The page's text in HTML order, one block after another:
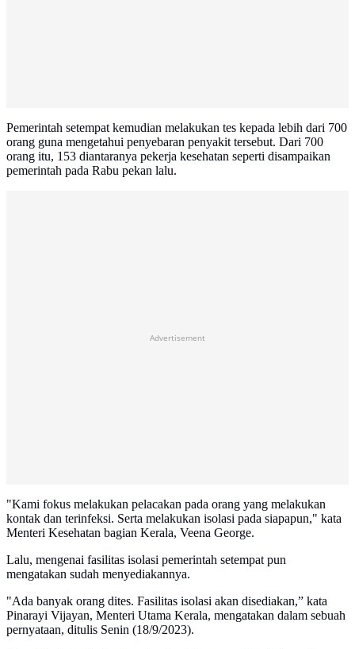
Pemerintah setempat kemudian melakukan tes kepada lebih dari 700
orang guna mengetahui penyebaran penyakit tersebut. Dari 700
orang itu, 153 diantaranya pekerja kesehatan seperti disampaikan
pemerintah pada Rabu pekan lalu.
Advertisement
"Kami fokus melakukan pelacakan pada orang yang melakukan
kontak dan terinfeksi. Serta melakukan isolasi pada siapapun," kata
Menteri Kesehatan bagian Kerala, Veena George.
Lalu, mengenai fasilitas isolasi pemerintah setempat pun
mengatakan sudah menyediakannya.
"Ada banyak orang dites. Fasilitas isolasi akan disediakan,” kata
Pinarayi Vijayan, Menteri Utama Kerala, mengatakan dalam sebuah
pernyataan, ditulis Senin (18/9/2023).